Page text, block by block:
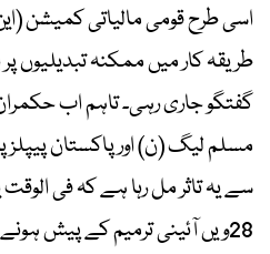
اسی طرح قومی مالیاتی کمیشن
طریقہ کار میں ممکنہ تبدیلیوں
گفتگو جاری رہی۔ تاہم اب
مسلم لیگ (ن) اور پاکستان پیپلز
سے یہ تاثر مل رہا ہے کہ فی
28ویں آئینی ترمیم کے پیش ہونے کا امکان کم ہے۔